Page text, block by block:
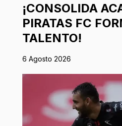
¡CONSOLIDA
PIRATAS FC
TALENTO!
6 Agosto 2026